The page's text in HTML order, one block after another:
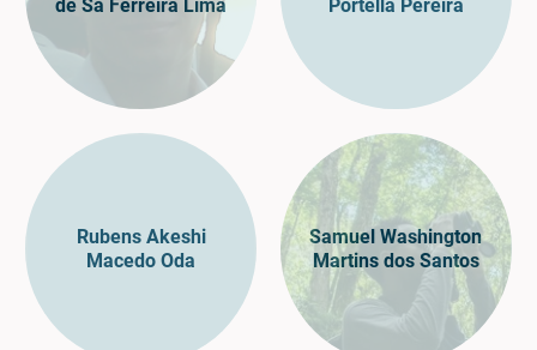
de Sá Ferreira Lima
Portella Pereira
Rubens Akeshi
Macedo Oda
Samuel Washington
Martins dos Santos